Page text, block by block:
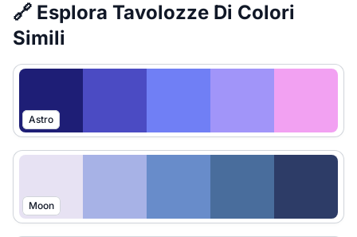
🔗 Esplora Tavolozze Di Colori
Simili
Astro
Moon